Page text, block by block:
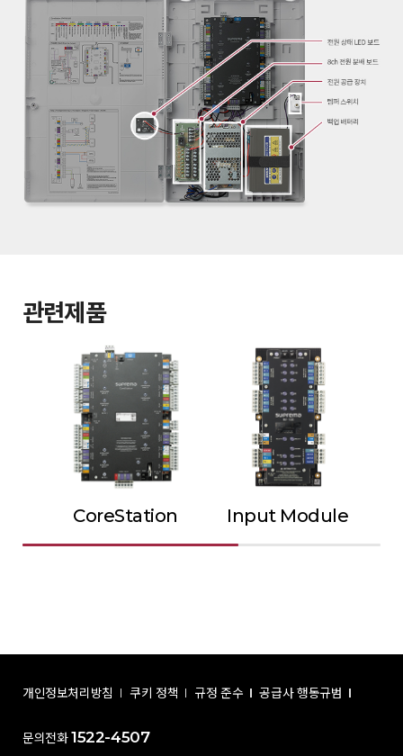
관련제품
CoreStation Input Module
개인정보처리방침 쿠키 정책 규정 준수 공급사 행동규범
문의전화 1522-4507